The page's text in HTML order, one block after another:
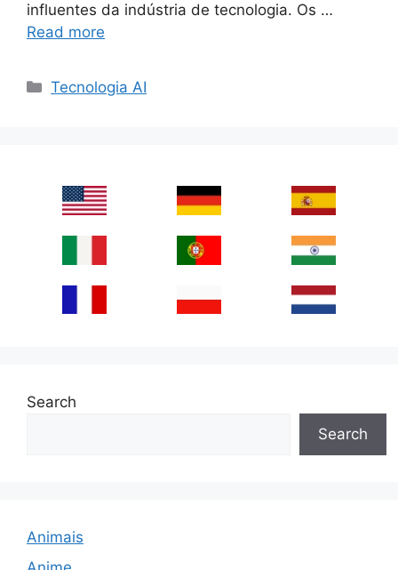
influentes da indústria de tecnologia. Os …
Read more
Categories
Tecnologia AI
Search
Search
Animais